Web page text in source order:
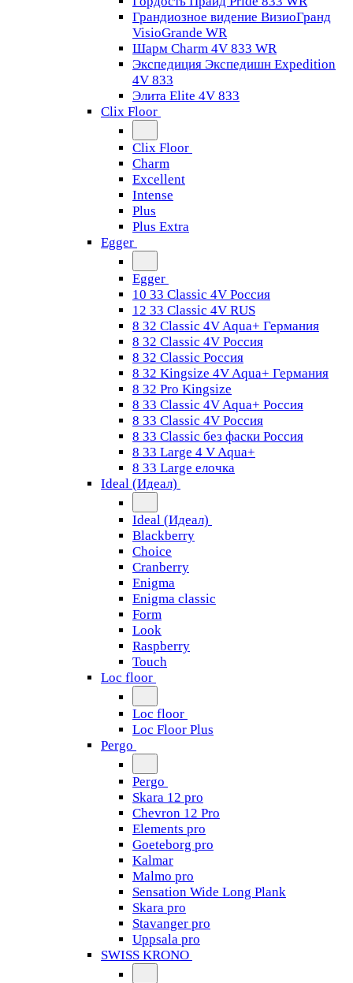
Грандиозное видение ВизиоГранд
VisioGrande WR
Шарм Charm 4V 833 WR
Экспедиция Экспедишн Expedition
4V 833
Элита Elite 4V 833
Clix Floor
Clix Floor
Charm
Excellent
Intense
Plus
Plus Extra
Egger
Egger
10 33 Classic 4V Россия
12 33 Classic 4V RUS
8 32 Classic 4V Aqua+ Германия
8 32 Classic 4V Россия
8 32 Classic Россия
8 32 Kingsize 4V Aqua+ Германия
8 32 Pro Kingsize
8 33 Classic 4V Aqua+ Россия
8 33 Classic 4V Россия
8 33 Classic без фаски Россия
8 33 Large 4 V Aqua+
8 33 Large елочка
Ideal (Идеал)
Ideal (Идеал)
Blackberry
Choice
Cranberry
Enigma
Enigma classic
Form
Look
Raspberry
Touch
Loc floor
Loc floor
Loc Floor Plus
Pergo
Pergo
Skara 12 pro
Chevron 12 Pro
Elements pro
Goeteborg pro
Kalmar
Malmo pro
Sensation Wide Long Plank
Skara pro
Stavanger pro
Uppsala pro
SWISS KRONO